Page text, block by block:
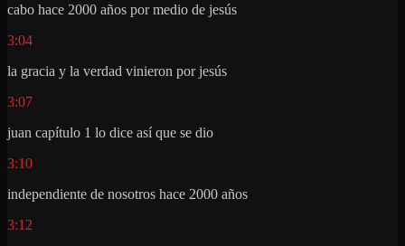
cabo hace 2000 años por medio de jesús
3:04
la gracia y la verdad vinieron por jesús
3:07
juan capítulo 1 lo dice así que se dio
3:10
independiente de nosotros hace 2000 años
3:12